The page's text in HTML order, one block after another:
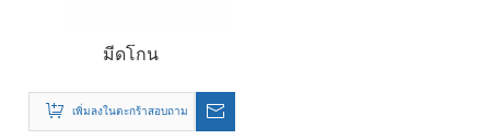
มีดโกน
เพิ่มลงในตะกร้าสอบถาม